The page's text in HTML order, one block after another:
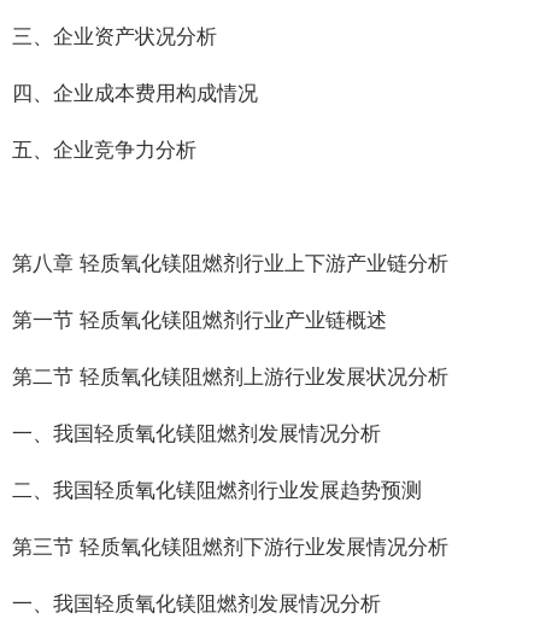
三、企业资产状况分析
四、企业成本费用构成情况
五、企业竞争力分析
第八章 轻质氧化镁阻燃剂行业上下游产业链分析
第一节 轻质氧化镁阻燃剂行业产业链概述
第二节 轻质氧化镁阻燃剂上游行业发展状况分析
一、我国轻质氧化镁阻燃剂发展情况分析
二、我国轻质氧化镁阻燃剂行业发展趋势预测
第三节 轻质氧化镁阻燃剂下游行业发展情况分析
一、我国轻质氧化镁阻燃剂发展情况分析